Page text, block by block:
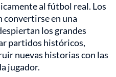
al fútbol real. Los
convertirse en una
los grandes
partidos históricos,
nuevas historias con las
jugador.